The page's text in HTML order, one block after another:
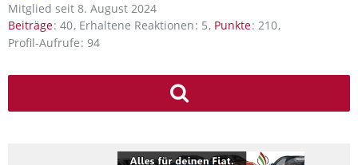
Mitglied seit 8. August 2024
Beiträge 40 Erhaltene Reaktionen 5 Punkte 210
Profil-Aufrufe 94